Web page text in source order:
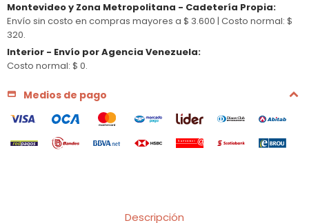
Montevideo y Zona Metropolitana - Cadetería Propia:
Envío sin costo en compras mayores a $ 3.600 | Costo normal: $
320.
Interior - Envío por Agencia Venezuela:
Costo normal: $ 0.
Medios de pago
Descripción